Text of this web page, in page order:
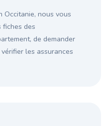
nous vous
fiches des
de demander
les assurances